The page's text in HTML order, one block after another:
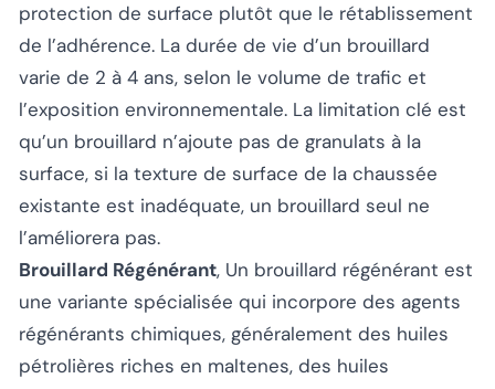
protection de surface plutôt que le rétablissement
de l’adhérence. La durée de vie d’un brouillard
varie de 2 à 4 ans, selon le volume de trafic et
l’exposition environnementale. La limitation clé est
qu’un brouillard n’ajoute pas de granulats à la
surface, si la texture de surface de la chaussée
existante est inadéquate, un brouillard seul ne
l’améliorera pas.
Brouillard Régénérant, Un brouillard régénérant est
une variante spécialisée qui incorpore des agents
régénérants chimiques, généralement des huiles
pétrolières riches en maltenes, des huiles